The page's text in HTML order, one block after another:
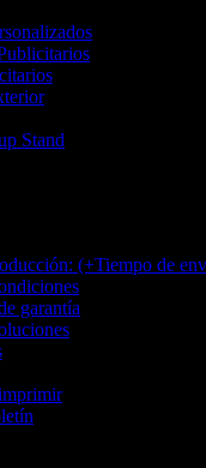
Stand
(+Tiempo de
garantía